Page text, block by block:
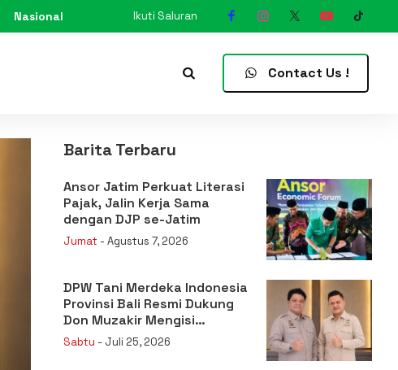
Nasional Ikuti Saluran
Contact Us !
Barita Terbaru
Ansor Jatim Perkuat Literasi
Pajak, Jalin Kerja Sama
dengan DJP se-Jatim
Jumat - Agustus 7, 2026
DPW Tani Merdeka Indonesia
Provinsi Bali Resmi Dukung
Don Muzakir Mengisi
Jabatan Wakil Menteri
Pertanian RI
Sabtu - Juli 25, 2026